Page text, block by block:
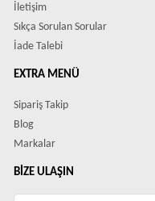
İletişim
Sıkça Sorulan Sorular
İade Talebi
EXTRA MENÜ
Sipariş Takip
Blog
Markalar
BIZE ULAŞIN